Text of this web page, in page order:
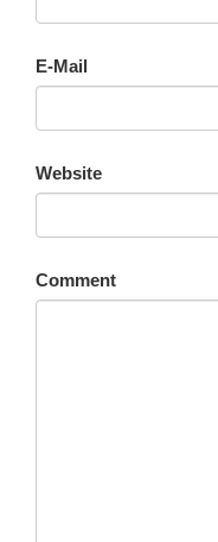
E-Mail
Website
Comment